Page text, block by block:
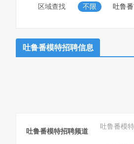
区域查找 不限 吐鲁
吐鲁番模特招聘信息
吐鲁番模特招聘频道
吐鲁番模